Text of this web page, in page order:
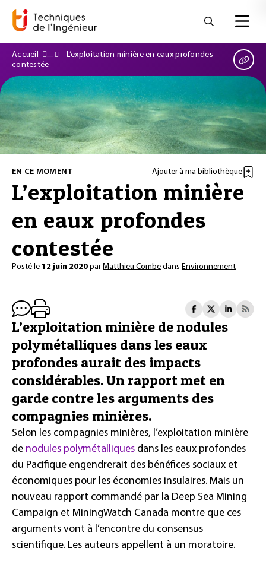
Accueil
L’exploitation minière en eaux profondes
contestée
EN CE MOMENT Ajouter à ma bibliothèque
L’exploitation minière
en eaux profondes
contestée
Posté le 12 juin 2020 parMatthieu Combe dans Environnement
L’exploitation minière de nodules
polymétalliques dans les eaux
profondes aurait des impacts
considérables. Un rapport met en
garde contre les arguments des
compagnies minières.
Selon les compagnies minières, l’exploitation minière
de nodules polymétalliques dans les eaux profondes
du Pacifique engendrerait des bénéfices sociaux et
économiques pour les économies insulaires. Mais un
nouveau rapport commandé par la Deep Sea Mining
Campaign et MiningWatch Canada montre que ces
arguments vont à l’encontre du consensus
scientifique. Les auteurs appellent à un moratoire.